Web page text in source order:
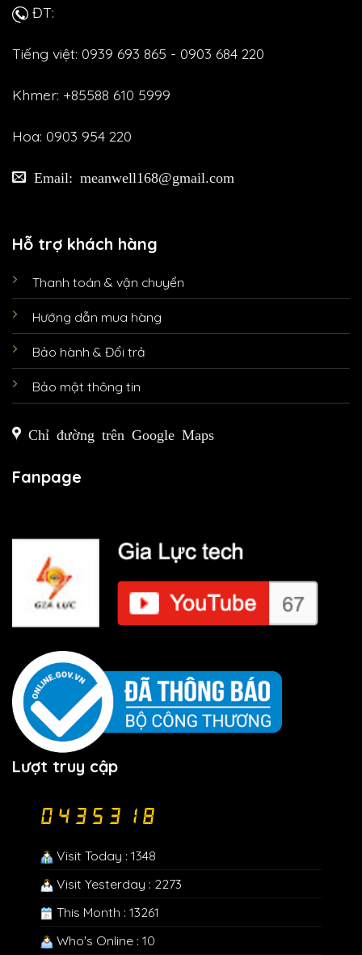
ĐT:
Tiếng việt: 0939 693 865 - 0903 684 220
Khmer: +85588 610 5999
Hoa: 0903 954 220
Email: meanwell168@gmail.com
Hỗ trợ khách hàng
Thanh toán & vận chuyển
Hướng dẫn mua hàng
Bảo hành & Đổi trả
Bảo mật thông tin
Chỉ đường trên Google Maps
Fanpage
Lượt truy cập
Visit Today : 1348
Visit Yesterday : 2273
This Month : 13261
Who's Online : 10